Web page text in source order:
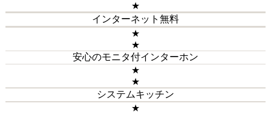
★
インターネット無料
★
★
安心のモニタ付インターホン
★
★
システムキッチン
★